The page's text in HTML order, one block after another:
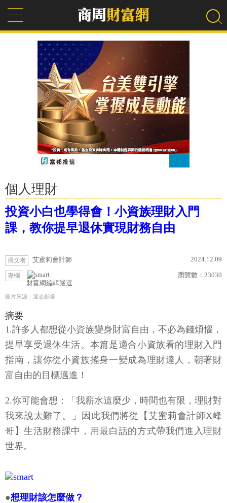
個人理財
投資小白也學得會！小資族理財入門
課，教你提早退休實現財務自由
撰文者 艾蜜莉會計師 2024.12.09
專欄
財富網編輯嚴選
瀏覽數： 23030
圖片來源：達志影像
摘要
1.許多人都想從小資族變身財富自由，不必為錢煩惱，
提早享受退休生活。本篇是適合小資族看的理財入門
指南，讓你從小資族搖身一變成為理財達人，朝著財
富自由的目標邁進！
2.你可能會想：「我薪水這麼少，時間也有限，理財對
我來說太難了。」因此我們將從【艾蜜莉會計師X峰
哥】生活財務課中，用最白話的方式帶我們進入理財
世界。
●想理財該怎麼做？